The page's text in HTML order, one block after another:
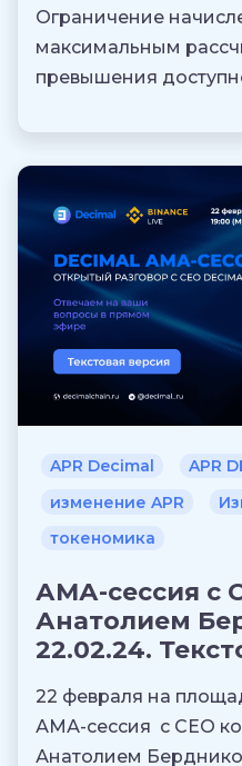
Ограничение
максимальным
превышения
APR Decimal APR
изменение APR
токеномика
АМА-сессия с
Анатолием
22.02.24.
22 февраля на
АМА-сессия с CEO
Анатолием